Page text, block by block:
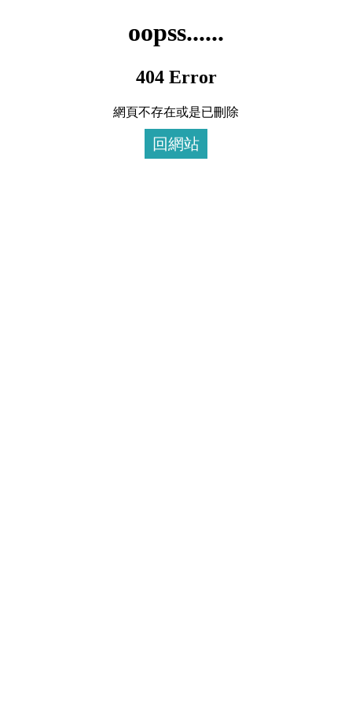
oopss......
404 Error
網頁不存在或是已刪除
回網站